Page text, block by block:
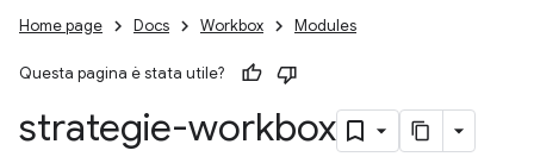
Home page Docs Workbox Modules
Questa pagina è stata utile?
strategie-workbox